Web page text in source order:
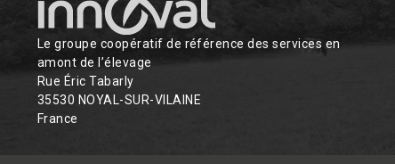
Le groupe coopératif de référence des services en
amont de l’élevage
Rue Éric Tabarly
35530 NOYAL-SUR-VILAINE
France